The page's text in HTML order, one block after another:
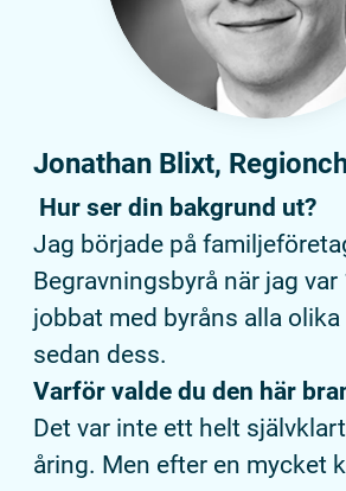
Jonathan Blixt,
Hur ser din bakgrund ut?
Jag började på
Begravningsbyrå när jag
jobbat med byråns alla
sedan dess.
Varför valde du den här
Det var inte ett helt
åring. Men efter en mycket